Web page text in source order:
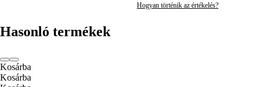
Hogyan történik az értékelés?
Hasonló termékek
Kosárba
Kosárba